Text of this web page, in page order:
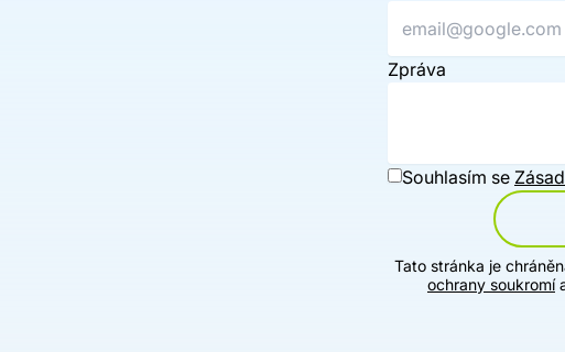
Zpráva
Souhlasím se
Tato stránka je
ochrany soukromí